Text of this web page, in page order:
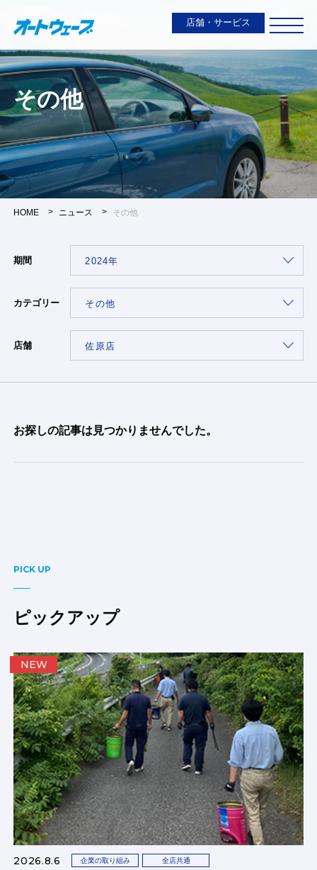
店舗・サービス
その他
HOME ニュース その他
期間
カテゴリー
店舗
お探しの記事は見つかりませんでした。
PICK UP
ピックアップ
2026.8.6 企業の取り組み 全店共通
NEW